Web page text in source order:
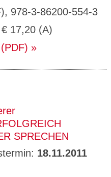
978-3-86200-554-3
€ 17,20 (A)
SPRECHEN
18.11.2011